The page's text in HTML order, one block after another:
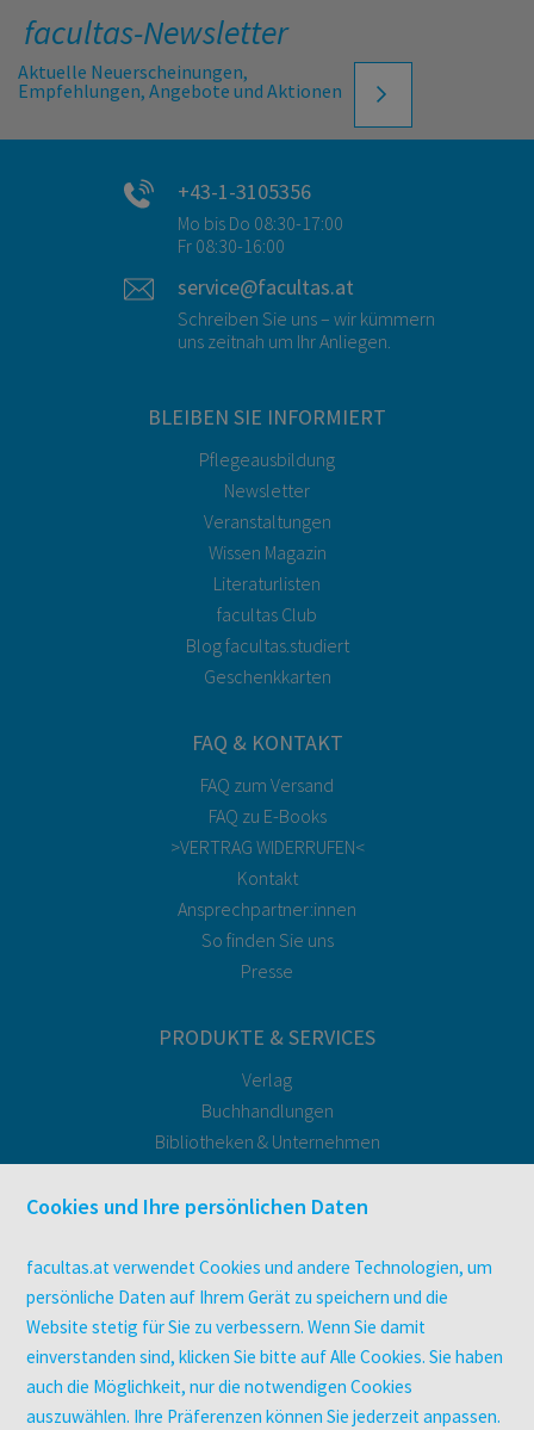
facultas-Newsletter
Aktuelle Neuerscheinungen,
Empfehlungen, Angebote und Aktionen
+43-1-3105356
Mo bis Do 08:30-17:00
Fr 08:30-16:00
service@facultas.at
Schreiben Sie uns – wir kümmern
uns zeitnah um Ihr Anliegen.
BLEIBEN SIE INFORMIERT
Pflegeausbildung
Newsletter
Veranstaltungen
Wissen Magazin
Literaturlisten
facultas Club
Blog facultas.studiert
Geschenkkarten
FAQ & KONTAKT
FAQ zum Versand
FAQ zu E-Books
>VERTRAG WIDERRUFEN<
Kontakt
Ansprechpartner:innen
So finden Sie uns
Presse
PRODUKTE & SERVICES
Verlag
Buchhandlungen
Bibliotheken & Unternehmen
Druckerei facultas druckt.
Zeitschriften
Digitale Angebote
UNTERNEHMEN
Über facultas
Cookies und Ihre persönlichen Daten
facultas.at verwendet Cookies und andere Technologien, um
persönliche Daten auf Ihrem Gerät zu speichern und die
Website stetig für Sie zu verbessern. Wenn Sie damit
einverstanden sind, klicken Sie bitte auf Alle Cookies. Sie haben
auch die Möglichkeit, nur die notwendigen Cookies
auszuwählen. Ihre Präferenzen können Sie jederzeit anpassen.